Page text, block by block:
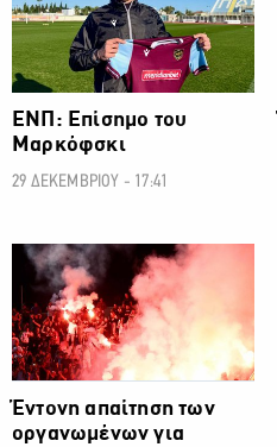
ΕΝΠ: Επίσημο του
Μαρκόφσκι
29 ΔΕΚΕΜΒΡΙΟΥ - 17:41
ΠΡΩΤΑΘΛΗΜΑ CYTA
Έντονη απαίτηση των
οργανωμένων για